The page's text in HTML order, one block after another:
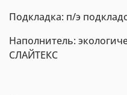
Подкладка: п/э
Наполнитель:
СЛАЙТЕКС